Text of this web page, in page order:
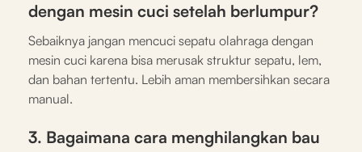
dengan mesin cuci setelah berlumpur?
Sebaiknya jangan mencuci sepatu olahraga dengan
mesin cuci karena bisa merusak struktur sepatu, lem,
dan bahan tertentu. Lebih aman membersihkan secara
manual.
3. Bagaimana cara menghilangkan bau